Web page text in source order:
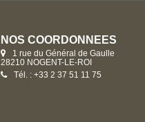
NOS COORDONNÉES
1 rue du Général de Gaulle
28210 NOGENT-LE-ROI
Tél. : +33 2 37 51 11 75